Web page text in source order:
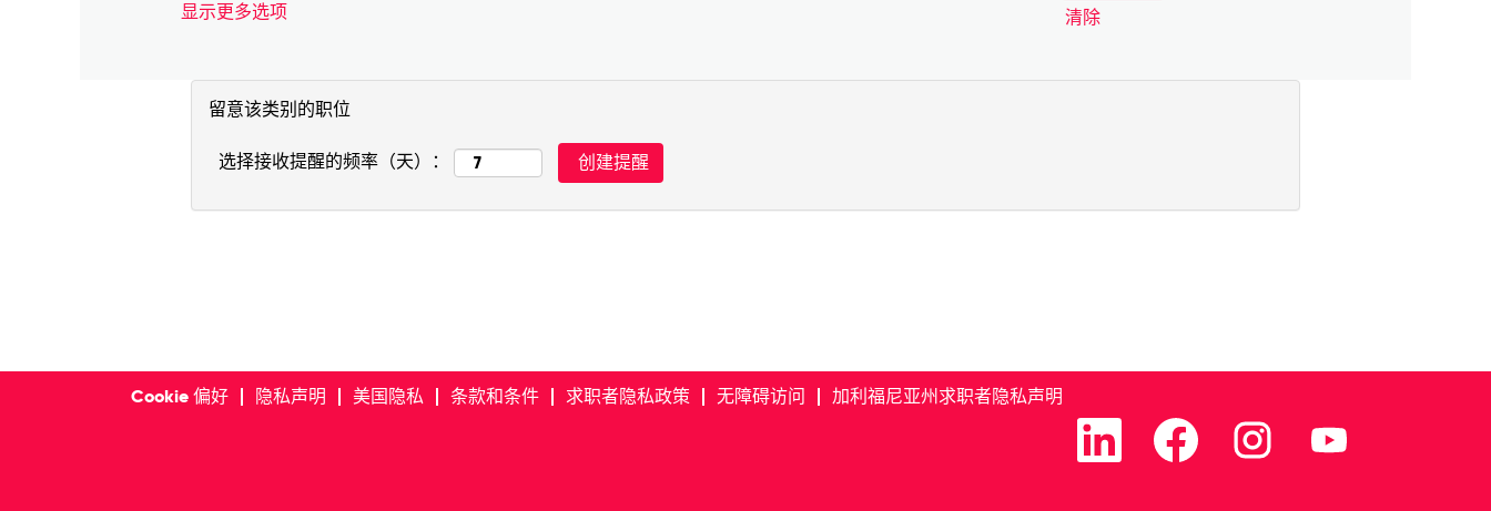
显示更多选项 清除
留意该类别的职位
选择接收提醒的频率（天）：
Cookie 偏好 隐私声明 美国隐私 条款和条件 求职者隐私政策 无障碍访问
加利福尼亚州求职者隐私声明
在
新
选
在
新
选
在
新
选
新
选